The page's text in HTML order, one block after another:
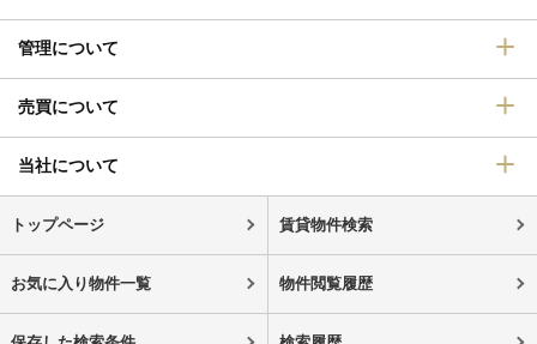
管理について
売買について
当社について
トップページ 賃貸物件検索
お気に入り物件一覧 物件閲覧履歴